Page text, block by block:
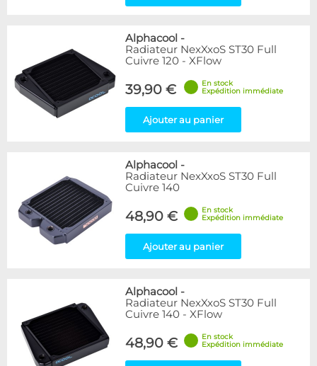
Alphacool -
Radiateur NexXxoS ST30 Full
Cuivre 120 - XFlow
39,90 €
En stock
Expédition immédiate
Ajouter au panier
Alphacool -
Radiateur NexXxoS ST30 Full
Cuivre 140
48,90 €
En stock
Expédition immédiate
Ajouter au panier
Alphacool -
Radiateur NexXxoS ST30 Full
Cuivre 140 - XFlow
48,90 €
En stock
Expédition immédiate